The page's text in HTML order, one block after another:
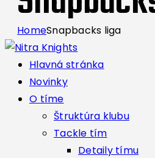
HomeSnapbacks liga
Hlavná stránka
Novinky
O tíme
Štruktúra klubu
Tackle tím
Detaily tímu